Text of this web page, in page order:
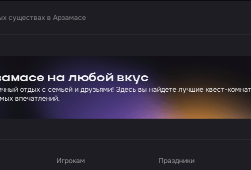
существах в Арзамасе
на любой вкус
отдых с семьей и друзьями! Здесь вы найдете лучшие квест-
впечатлений.
Игрокам
Праздники